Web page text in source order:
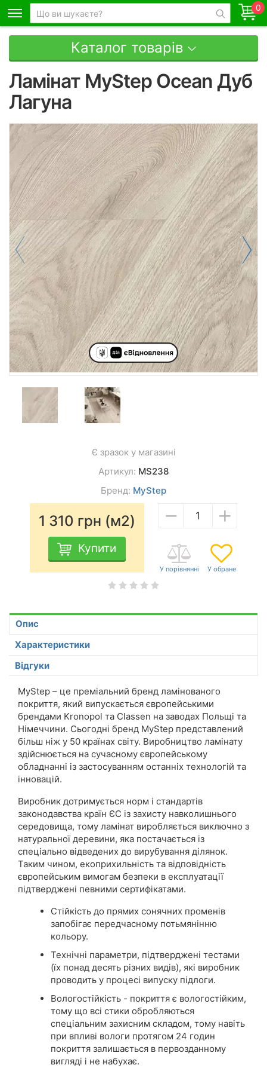
0
Каталог товарів
Ламінат MyStep Ocean Дуб
Лагуна
Є зразок у магазині
Артикул: MS238
Бренд: MyStep
1 310 грн (м2)
Купити
− +
Опис
Характеристики
Відгуки
MyStep – це преміальний бренд ламінованого
покриття, який випускається європейськими
брендами Kronopol та Classen на заводах Польщі та
Німеччини. Сьогодні бренд MyStep представлений
більш ніж у 50 країнах світу. Виробництво ламінату
здійснюється на сучасному європейському
обладнанні із застосуванням останніх технологій та
інновацій.
Виробник дотримується норм і стандартів
законодавства країн ЄС із захисту навколишнього
середовища, тому ламінат виробляється виключно з
натуральної деревини, яка постачається із
спеціально відведених до вирубування ділянок.
Таким чином, екоприхильність та відповідність
європейським вимогам безпеки в експлуатації
підтверджені певними сертифікатами.
Стійкість до прямих сонячних променів
запобігає передчасному потьмянінню
кольору.
Технічні параметри, підтверджені тестами
(їх понад десять різних видів), які виробник
проводить у процесі випуску підлоги.
Вологостійкість - покриття є вологостійким,
тому що всі стики обробляються
спеціальним захисним складом, тому навіть
при впливі вологи протягом 24 годин
покриття залишається в первозданному
вигляді і не набухає.